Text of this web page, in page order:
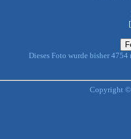
Dieses Foto wurde bisher
Copyright ©